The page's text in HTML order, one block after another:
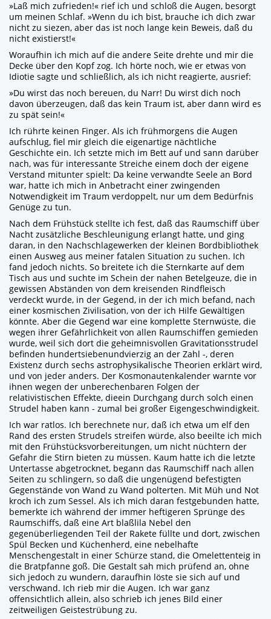
»Laß mich zufrieden!« rief ich und schloß die Augen, besorgt
um meinen Schlaf. »Wenn du ich bist, brauche ich dich zwar
nicht zu siezen, aber das ist noch lange kein Beweis, daß du
nicht existierst!«
Woraufhin ich mich auf die andere Seite drehte und mir die
Decke über den Kopf zog. Ich hörte noch, wie er etwas von
Idiotie sagte und schließlich, als ich nicht reagierte, ausrief:
»Du wirst das noch bereuen, du Narr! Du wirst dich noch
davon überzeugen, daß das kein Traum ist, aber dann wird es
zu spät sein!«
Ich rührte keinen Finger. Als ich frühmorgens die Augen
aufschlug, fiel mir gleich die eigenartige nächtliche
Geschichte ein. Ich setzte mich im Bett auf und sann darüber
nach, was für interessante Streiche einem doch der eigene
Verstand mitunter spielt: Da keine verwandte Seele an Bord
war, hatte ich mich in Anbetracht einer zwingenden
Notwendigkeit im Traum verdoppelt, nur um dem Bedürfnis
Genüge zu tun.
Nach dem Frühstück stellte ich fest, daß das Raumschiff über
Nacht zusätzliche Beschleunigung erlangt hatte, und ging
daran, in den Nachschlagewerken der kleinen Bordbibliothek
einen Ausweg aus meiner fatalen Situation zu suchen. Ich
fand jedoch nichts. So breitete ich die Sternkarte auf dem
Tisch aus und suchte im Schein der nahen Betelgeuze, die in
gewissen Abständen von dem kreisenden Rindfleisch
verdeckt wurde, in der Gegend, in der ich mich befand, nach
einer kosmischen Zivilisation, von der ich Hilfe Gewältigen
könnte. Aber die Gegend war eine komplette Sternwüste, die
wegen ihrer Gefährlichkeit von allen Raumschiffen gemieden
wurde, weil sich dort die geheimnisvollen Gravitationsstrudel
befinden hundertsiebenundvierzig an der Zahl -, deren
Existenz durch sechs astrophysikalische Theorien erklärt wird,
und von jeder anders. Der Kosmonautenkalender warnte vor
ihnen wegen der unberechenbaren Folgen der
relativistischen Effekte, dieein Durchgang durch solch einen
Strudel haben kann - zumal bei großer Eigengeschwindigkeit.
Ich war ratlos. Ich berechnete nur, daß ich etwa um elf den
Rand des ersten Strudels streifen würde, also beeilte ich mich
mit den Frühstücksvorbereitungen, um nicht nüchtern der
Gefahr die Stirn bieten zu müssen. Kaum hatte ich die letzte
Untertasse abgetrocknet, begann das Raumschiff nach allen
Seiten zu schlingern, so daß die ungenügend befestigten
Gegenstände von Wand zu Wand polterten. Mit Müh und Not
kroch ich zum Sessel. Als ich mich daran festgebunden hatte,
bemerkte ich während der immer heftigeren Sprünge des
Raumschiffs, daß eine Art blaßlila Nebel den
gegenüberliegenden Teil der Rakete füllte und dort, zwischen
Spül Becken und Küchenherd, eine nebelhafte
Menschengestalt in einer Schürze stand, die Omelettenteig in
die Bratpfanne goß. Die Gestalt sah mich prüfend an, ohne
sich jedoch zu wundern, daraufhin löste sie sich auf und
verschwand. Ich rieb mir die Augen. Ich war ganz
offensichtlich allein, also schrieb ich jenes Bild einer
zeitweiligen Geistestrübung zu.